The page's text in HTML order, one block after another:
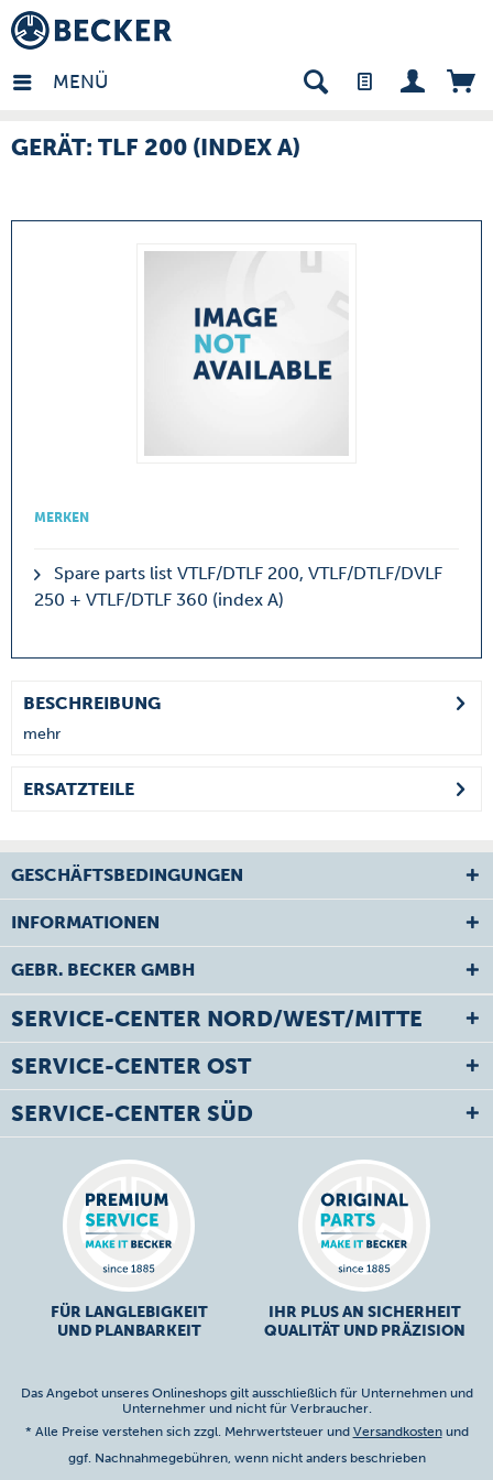
MENÜ
- DE
GERÄT: TLF 200 (INDEX A)
MERKEN
Spare parts list VTLF/DTLF 200, VTLF/DTLF/DVLF
250 + VTLF/DTLF 360 (index A)
BESCHREIBUNG
mehr
ERSATZTEILE
GESCHÄFTSBEDINGUNGEN
INFORMATIONEN
GEBR. BECKER GMBH
SERVICE-CENTER NORD/WEST/MITTE
SERVICE-CENTER OST
SERVICE-CENTER SÜD
FÜR LANGLEBIGKEIT
UND PLANBARKEIT
IHR PLUS AN SICHERHEIT
QUALITÄT UND PRÄZISION
Das Angebot unseres Onlineshops gilt ausschließlich für Unternehmen und
Unternehmer und nicht für Verbraucher.
* Alle Preise verstehen sich zzgl. Mehrwertsteuer und Versandkostenund
ggf. Nachnahmegebühren, wenn nicht anders beschrieben